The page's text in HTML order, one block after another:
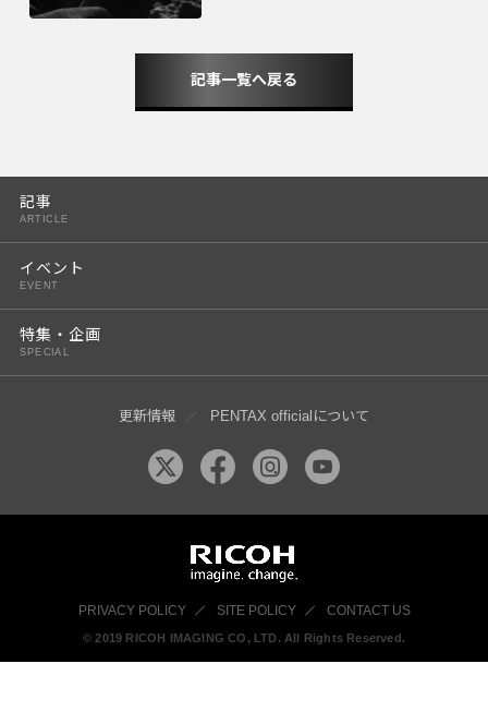
記事一覧へ戻る
記事
ARTICLE
イベント
EVENT
特集・企画
SPECIAL
更新情報 PENTAX officialについて
PRIVACY POLICY SITE POLICY CONTACT US
© 2019 RICOH IMAGING CO, LTD. All Rights Reserved.